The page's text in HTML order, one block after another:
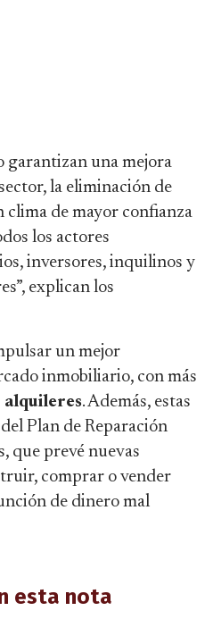
garantizan una mejora
la eliminación de
clima de mayor confianza
los actores
inversores, inquilinos y
explican los
un mejor
inmobiliario, con más
alquileres. Además, estas
Plan de Reparación
que prevé nuevas
comprar o vender
de dinero mal
esta nota